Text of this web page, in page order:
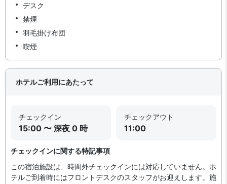
デスク
禁煙
羽毛掛け布団
喫煙
ホテルご利用にあたって
チェックイン
15:00 〜 深夜 0 時
チェックアウト
11:00
チェックインに関する特記事項
この宿泊施設は、時間外チェックインには対応していません。ホ
テルご到着時にはフロントデスクのスタッフがお迎えします。施